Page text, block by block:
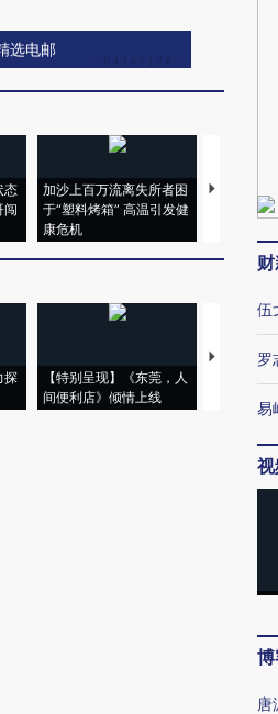
选电邮
态
闯
加沙上百万流离失所者困
于“塑料烤箱” 高温引发健
康危机
马航飞行
粒摇头丸
探
【特别呈现】《东莞，人
间便利店》倾情上线
【推广】
伍
罗
易
唐